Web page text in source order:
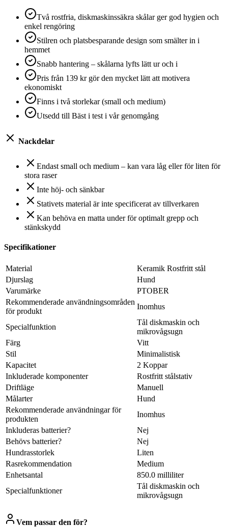
Två rostfria, diskmaskinssäkra skålar ger god hygien och
enkel rengöring
Stilren och platsbesparande design som smälter in i
hemmet
Snabb hantering – skålarna lyfts lätt ur och i
Pris från 139 kr gör den mycket lätt att motivera
ekonomiskt
Finns i två storlekar (small och medium)
Utsedd till Bäst i test i vår genomgång
Nackdelar
Endast small och medium – kan vara låg eller för liten för
stora raser
Inte höj- och sänkbar
Stativets material är inte specificerat av tillverkaren
Kan behöva en matta under för optimalt grepp och
stänkskydd
Specifikationer
Material
Keramik Rostfritt stål
Djurslag
Hund
Varumärke
PTOBER
Rekommenderade användningsområden
för produkt
Inomhus
Specialfunktion
Tål diskmaskin och
mikrovågsugn
Färg
Vitt
Stil
Minimalistisk
Kapacitet
2 Koppar
Inkluderade komponenter
Rostfritt stålstativ
Driftläge
Manuell
Målarter
Hund
Rekommenderade användningar för
produkten
Inomhus
Inkluderas batterier?
Nej
Behövs batterier?
Nej
Hundrasstorlek
Liten
Rasrekommendation
Medium
Enhetsantal
850.0 milliliter
Specialfunktioner
Tål diskmaskin och
mikrovågsugn
Vem passar den för?